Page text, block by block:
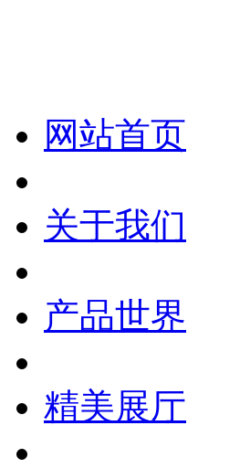
网站首页
关于我们
产品世界
精美展厅